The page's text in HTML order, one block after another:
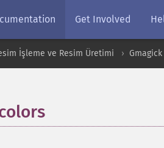
Get Involved
İşleme ve Resim Üretimi Gmagick